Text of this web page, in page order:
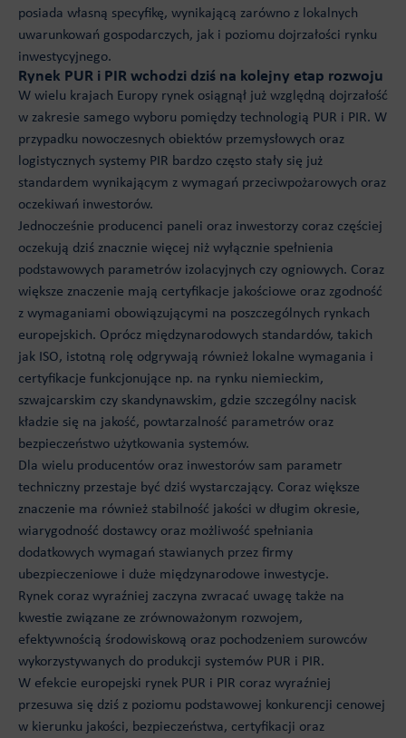
posiada własną specyfikę, wynikającą zarówno z lokalnych
uwarunkowań gospodarczych, jak i poziomu dojrzałości rynku
inwestycyjnego.
Rynek PUR i PIR wchodzi dziś na kolejny etap rozwoju
W wielu krajach Europy rynek osiągnął już względną dojrzałość
w zakresie samego wyboru pomiędzy technologią PUR i PIR. W
przypadku nowoczesnych obiektów przemysłowych oraz
logistycznych systemy PIR bardzo często stały się już
standardem wynikającym z wymagań przeciwpożarowych oraz
oczekiwań inwestorów.
Jednocześnie producenci paneli oraz inwestorzy coraz częściej
oczekują dziś znacznie więcej niż wyłącznie spełnienia
podstawowych parametrów izolacyjnych czy ogniowych. Coraz
większe znaczenie mają certyfikacje jakościowe oraz zgodność
z wymaganiami obowiązującymi na poszczególnych rynkach
europejskich. Oprócz międzynarodowych standardów, takich
jak ISO, istotną rolę odgrywają również lokalne wymagania i
certyfikacje funkcjonujące np. na rynku niemieckim,
szwajcarskim czy skandynawskim, gdzie szczególny nacisk
kładzie się na jakość, powtarzalność parametrów oraz
bezpieczeństwo użytkowania systemów.
Dla wielu producentów oraz inwestorów sam parametr
techniczny przestaje być dziś wystarczający. Coraz większe
znaczenie ma również stabilność jakości w długim okresie,
wiarygodność dostawcy oraz możliwość spełniania
dodatkowych wymagań stawianych przez firmy
ubezpieczeniowe i duże międzynarodowe inwestycje.
Rynek coraz wyraźniej zaczyna zwracać uwagę także na
kwestie związane ze zrównoważonym rozwojem,
efektywnością środowiskową oraz pochodzeniem surowców
wykorzystywanych do produkcji systemów PUR i PIR.
W efekcie europejski rynek PUR i PIR coraz wyraźniej
przesuwa się dziś z poziomu podstawowej konkurencji cenowej
w kierunku jakości, bezpieczeństwa, certyfikacji oraz